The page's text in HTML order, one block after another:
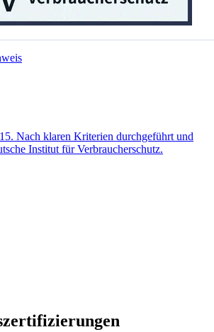
Nach klaren Kriterien durchgeführt und
Institut für Verbraucherschutz.